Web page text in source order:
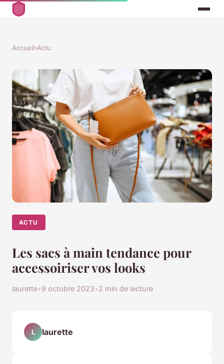
Accueil›Actu
ACTU
Les sacs à main tendance pour
accessoiriser vos looks
laurette•9 octobre 2023•2 min de lecture
L laurette